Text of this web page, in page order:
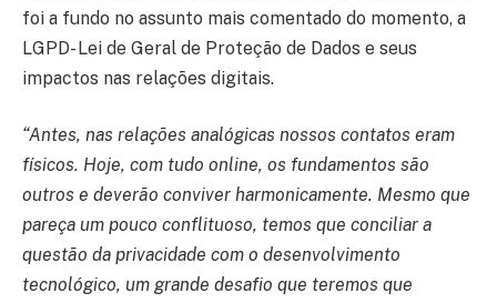
foi a fundo no assunto mais comentado do momento, a
LGPD- Lei de Geral de Proteção de Dados e seus
impactos nas relações digitais.
“Antes, nas relações analógicas nossos contatos eram
físicos. Hoje, com tudo online, os fundamentos são
outros e deverão conviver harmonicamente. Mesmo que
pareça um pouco conflituoso, temos que conciliar a
questão da privacidade com o desenvolvimento
tecnológico, um grande desafio que teremos que